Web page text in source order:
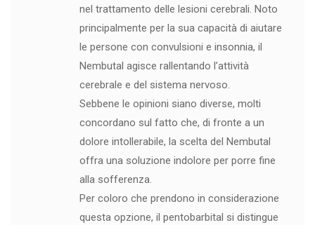
nel trattamento delle lesioni cerebrali. Noto
principalmente per la sua capacità di aiutare
le persone con convulsioni e insonnia, il
Nembutal agisce rallentando l’attività
cerebrale e del sistema nervoso.
Sebbene le opinioni siano diverse, molti
concordano sul fatto che, di fronte a un
dolore intollerabile, la scelta del Nembutal
offra una soluzione indolore per porre fine
alla sofferenza.
Per coloro che prendono in considerazione
questa opzione, il pentobarbital si distingue